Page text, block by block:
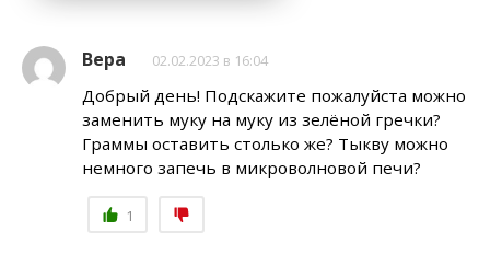
Вера 02.02.2023 в 16:04
Добрый день! Подскажите пожалуйста можно
заменить муку на муку из зелёной гречки?
Граммы оставить столько же? Тыкву можно
немного запечь в микроволновой печи?
1